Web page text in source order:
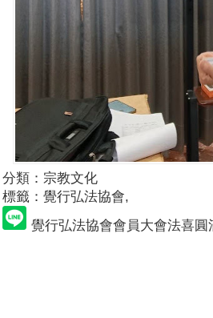
分類：宗教文化
標籤： 覺行弘法協會,
覺行弘法協會會員大會法喜